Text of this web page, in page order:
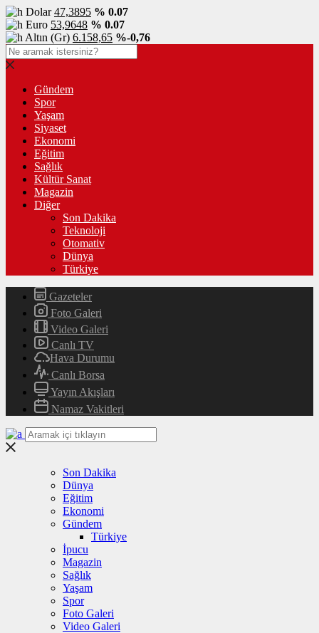
Dolar47,3895 % 0.07
Euro 53,9648 % 0.07
Altın (Gr) 6.158,65 %-0,76
Gündem
Spor
Yaşam
Siyaset
Ekonomi
Eğitim
Sağlık
Kültür Sanat
Magazin
Diğer
Son Dakika
Teknoloji
Otomativ
Dünya
Türkiye
Gazeteler
Foto Galeri
Video Galeri
Canlı TV
Hava Durumu
Canlı Borsa
Yayın Akışları
Namaz Vakitleri
Son Dakika
Dünya
Eğitim
Ekonomi
Gündem
Türkiye
İpucu
Magazin
Sağlık
Yaşam
Spor
Foto Galeri
Video Galeri